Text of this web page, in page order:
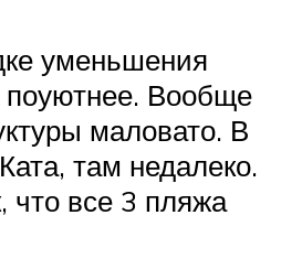
уменьшения
поуютнее. Вообще
маловато. В
там недалеко.
что все 3 пляжа